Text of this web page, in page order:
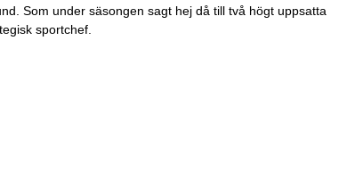
Som under säsongen sagt hej då till två högt uppsatta
sportchef.